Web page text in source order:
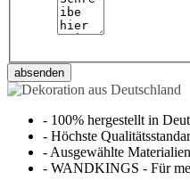
absenden
- 100% hergestellt in
- Höchste
- Ausgewählte
- WANDKINGS - Für